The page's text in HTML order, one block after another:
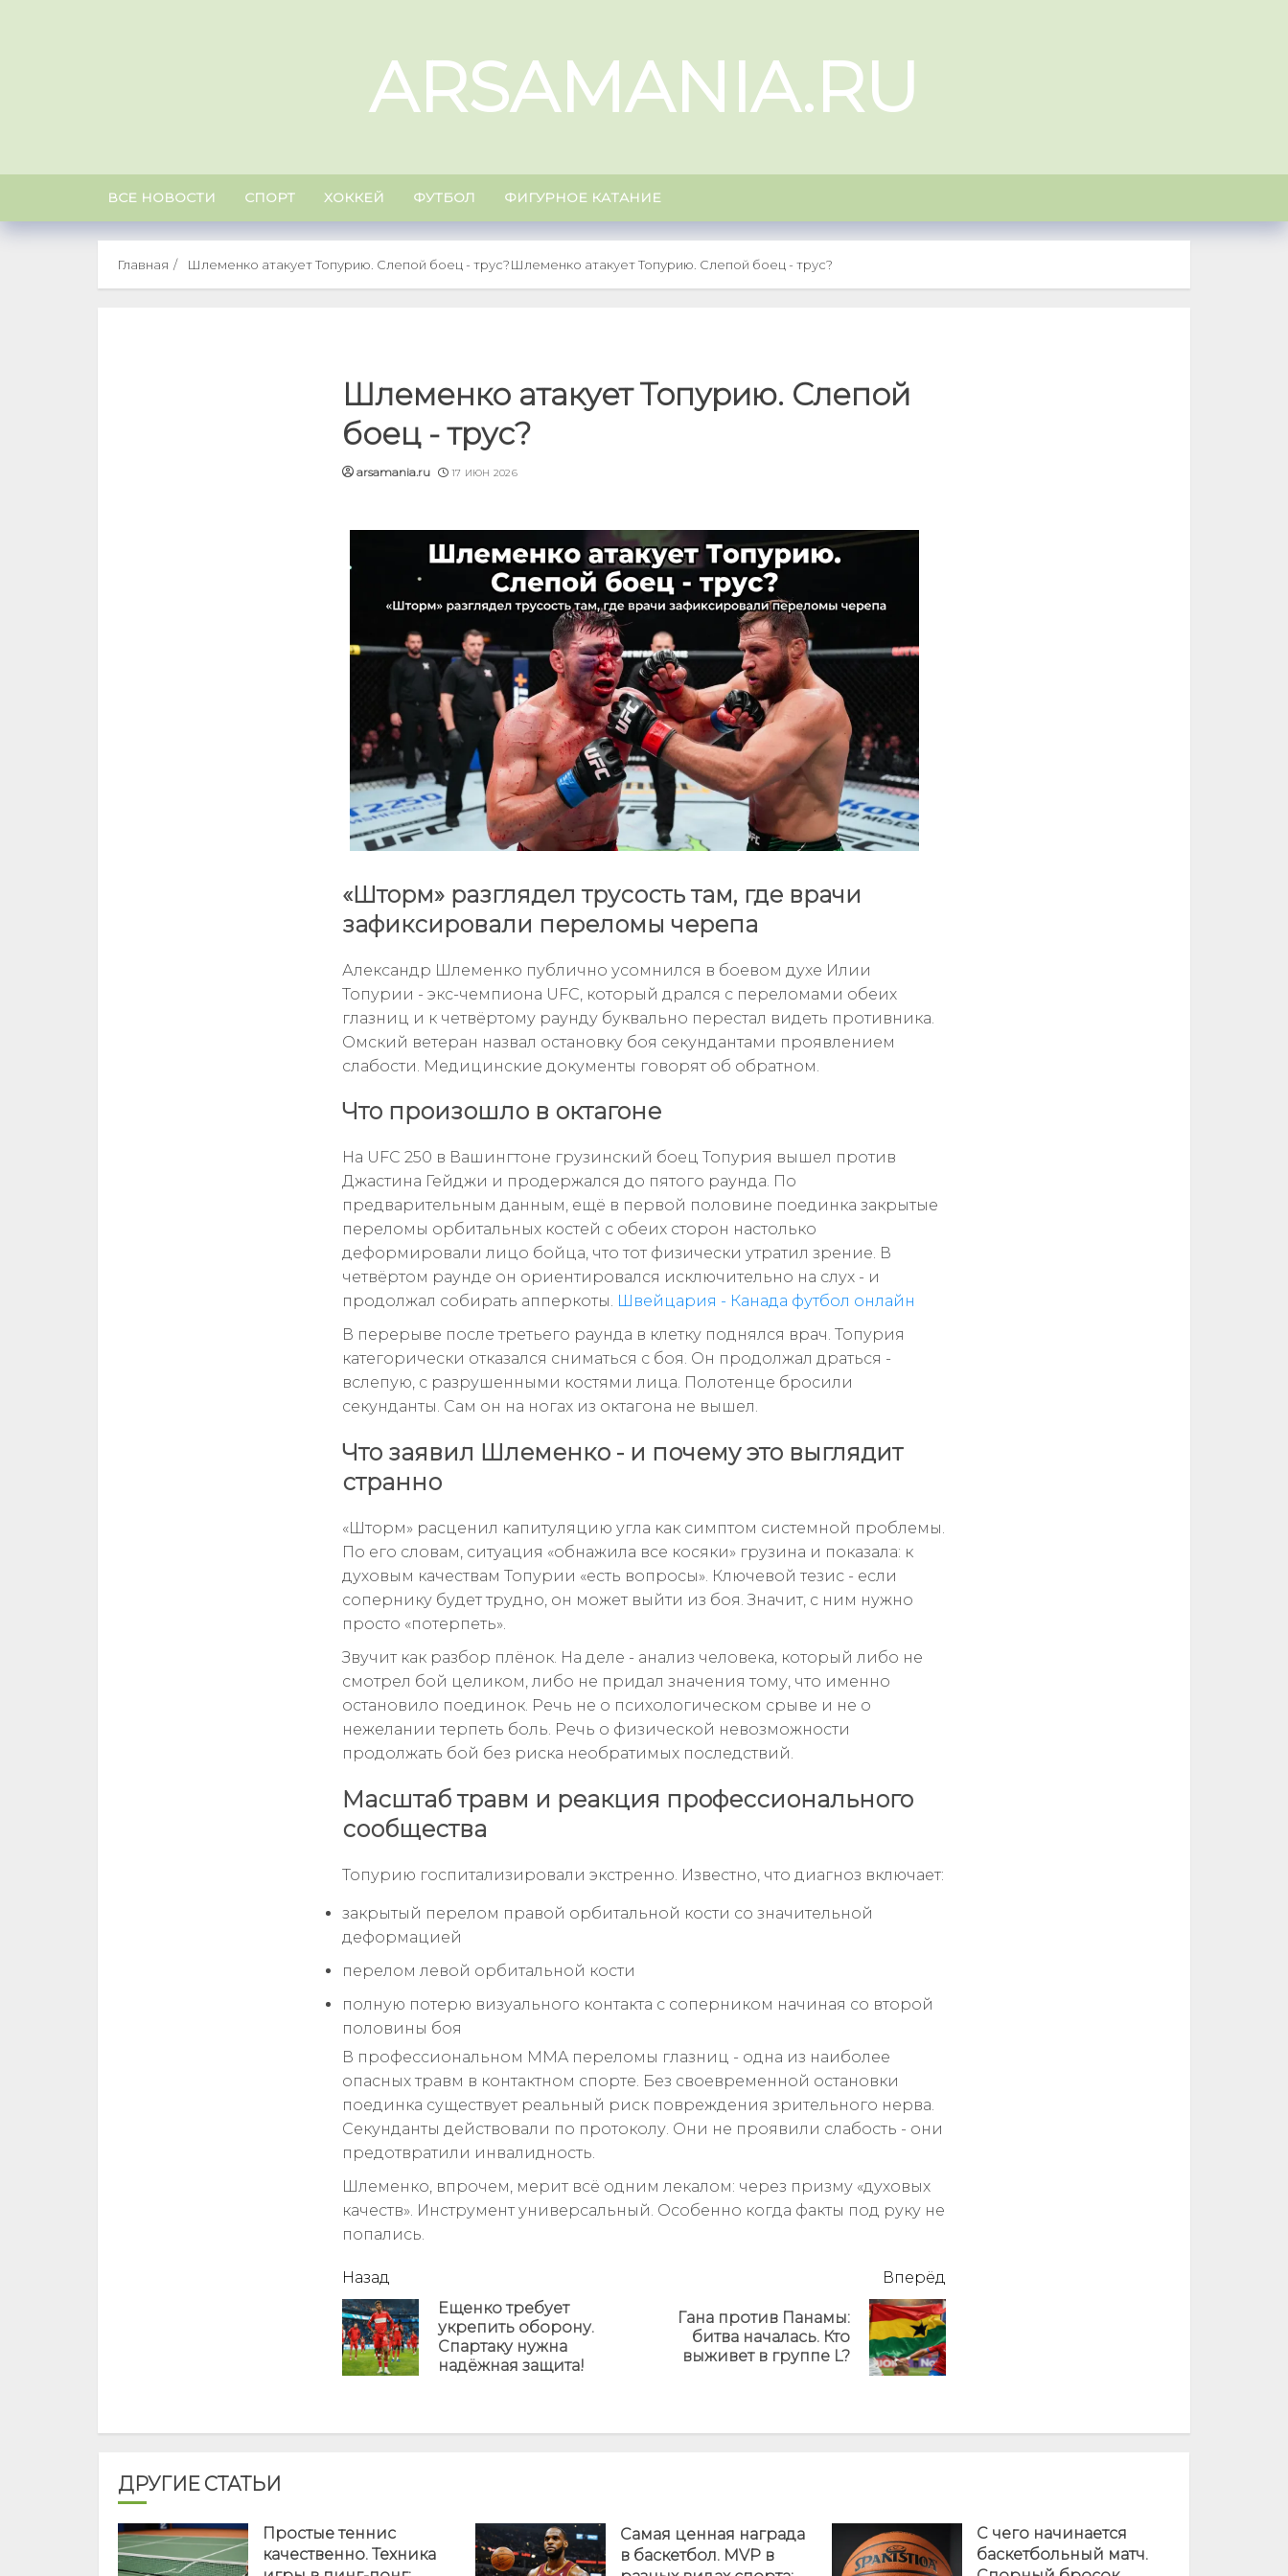
ARSAMANIA.RU
ВСЕ НОВОСТИ СПОРТ ХОККЕЙ ФУТБОЛ ФИГУРНОЕ КАТАНИЕ
Главная Шлеменко атакует Топурию. Слепой боец - трус?Шлеменко атакует Топурию. Слепой боец - трус?
Шлеменко атакует Топурию. Слепой
боец - трус?
arsamania.ru 17 ИЮН 2026
«Шторм» разглядел трусость там, где врачи
зафиксировали переломы черепа
Александр Шлеменко публично усомнился в боевом духе Илии
Топурии - экс-чемпиона UFC, который дрался с переломами обеих
глазниц и к четвёртому раунду буквально перестал видеть противника.
Омский ветеран назвал остановку боя секундантами проявлением
слабости. Медицинские документы говорят об обратном.
Что произошло в октагоне
На UFC 250 в Вашингтоне грузинский боец Топурия вышел против
Джастина Гейджи и продержался до пятого раунда. По
предварительным данным, ещё в первой половине поединка закрытые
переломы орбитальных костей с обеих сторон настолько
деформировали лицо бойца, что тот физически утратил зрение. В
четвёртом раунде он ориентировался исключительно на слух - и
продолжал собирать апперкоты. Швейцария - Канада футбол онлайн
В перерыве после третьего раунда в клетку поднялся врач. Топурия
категорически отказался сниматься с боя. Он продолжал драться -
вслепую, с разрушенными костями лица. Полотенце бросили
секунданты. Сам он на ногах из октагона не вышел.
Что заявил Шлеменко - и почему это выглядит
странно
«Шторм» расценил капитуляцию угла как симптом системной проблемы.
По его словам, ситуация «обнажила все косяки» грузина и показала: к
духовым качествам Топурии «есть вопросы». Ключевой тезис - если
сопернику будет трудно, он может выйти из боя. Значит, с ним нужно
просто «потерпеть».
Звучит как разбор плёнок. На деле - анализ человека, который либо не
смотрел бой целиком, либо не придал значения тому, что именно
остановило поединок. Речь не о психологическом срыве и не о
нежелании терпеть боль. Речь о физической невозможности
продолжать бой без риска необратимых последствий.
Масштаб травм и реакция профессионального
сообщества
Топурию госпитализировали экстренно. Известно, что диагноз включает:
закрытый перелом правой орбитальной кости со значительной
деформацией
перелом левой орбитальной кости
полную потерю визуального контакта с соперником начиная со второй
половины боя
В профессиональном MMA переломы глазниц - одна из наиболее
опасных травм в контактном спорте. Без своевременной остановки
поединка существует реальный риск повреждения зрительного нерва.
Секунданты действовали по протоколу. Они не проявили слабость - они
предотвратили инвалидность.
Шлеменко, впрочем, мерит всё одним лекалом: через призму «духовых
качеств». Инструмент универсальный. Особенно когда факты под руку не
попались.
читать
еще
Назад
Предыдущая
новость
Ещенко требует
укрепить оборону.
Спартаку нужна
надёжная защита!
Вперёд
Гана против Панамы:
битва началась. Кто
выживет в группе L?
ДРУГИЕ СТАТЬИ
Простые теннис
качественно. Техника
Самая ценная награда
в баскетбол. MVP в
С чего начинается
баскетбольный матч.